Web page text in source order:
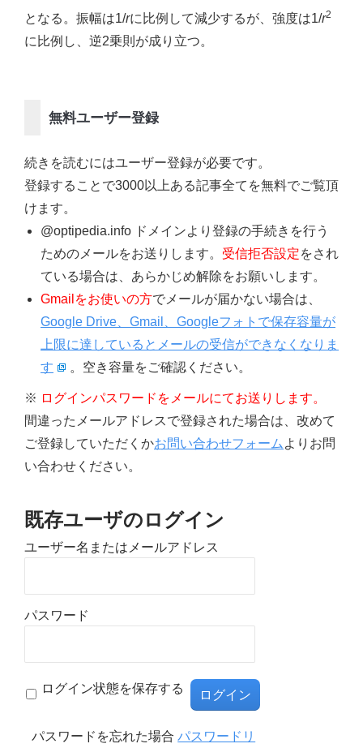
となる。振幅は1/rに比例して減少するが、強度は1/r2
に比例し、逆2乗則が成り立つ。
無料ユーザー登録
続きを読むにはユーザー登録が必要です。
登録することで3000以上ある記事全てを無料でご覧頂
けます。
@optipedia.info ドメインより登録の手続きを行う
ためのメールをお送りします。 受信拒否設定をされ
ている場合は、あらかじめ解除をお願いします。
Gmailをお使いの方でメールが届かない場合は、
Google Drive、Gmail、Googleフォトで保存容量が
上限に達しているとメールの受信ができなくなりま
す
。空き容量をご確認ください。
※ ログインパスワードをメールにてお送りします。
間違ったメールアドレスで登録された場合は、改めて
ご登録していただくかお問い合わせフォーム よりお問
い合わせください。
既存ユーザのログイン
ユーザー名またはメールアドレス
パスワード
ログイン状態を保存する
パスワードを忘れた場合パスワードリ